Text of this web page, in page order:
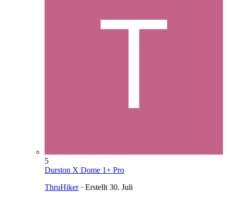
5
Durston X Dome 1+ Pro
ThruHiker· Erstellt 30. Juli